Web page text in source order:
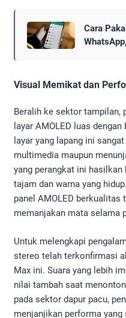
Cara
Visual Memikat dan
Beralih ke sektor tampilan,
layar AMOLED luas
layar yang lapang ini
multimedia maupun
yang perangkat ini
tajam dan warna yang
panel AMOLED berkualitas
memanjakan mata selama
Untuk melengkapi
stereo telah terkonfirmasi
Max ini. Suara yang lebih
nilai tambah saat
pada sektor dapur pacu,
menjanjikan performa